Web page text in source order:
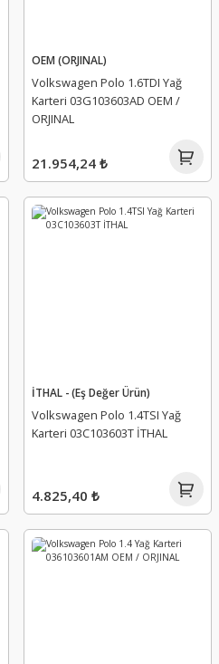
OEM (ORJINAL)
Volkswagen Polo 1.6TDI Yağ
Karteri 03G103603AD OEM /
ORJINAL
21.954,24 ₺
İTHAL - (Eş Değer Ürün)
Volkswagen Polo 1.4TSI Yağ
Karteri 03C103603T İTHAL
4.825,40 ₺